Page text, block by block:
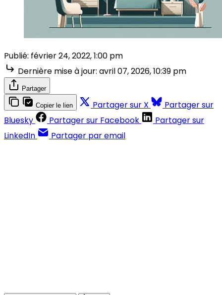
Publié: février 24, 2022, 1:00 pm
Dernière mise à jour: avril 07, 2026, 10:39 pm
Partager
Copier le lien Partager sur X
Partager sur
Bluesky
Partager sur Facebook
Partager sur
LinkedIn
Partager par email